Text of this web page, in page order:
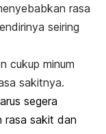
rasa
seiring
cukup minum
sakitnya.
segera
rasa sakit dan